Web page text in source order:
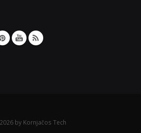
by Kornjačos Tech